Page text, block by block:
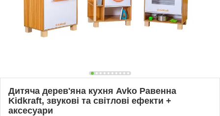
Дитяча дерев'яна кухня Avko Равенна
Kidkraft, звукові та світлові ефекти +
аксесуари